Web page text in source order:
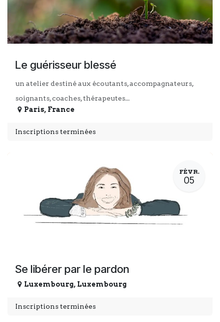
Le guérisseur blessé
un atelier destiné aux écoutants, accompagnateurs,
soignants, coaches, thérapeutes...
Paris, France
Inscriptions terminées
FÉVR.
05
Se libérer par le pardon
Luxembourg, Luxembourg
Inscriptions terminées